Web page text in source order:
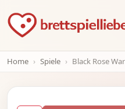
Home Spiele Black Rose